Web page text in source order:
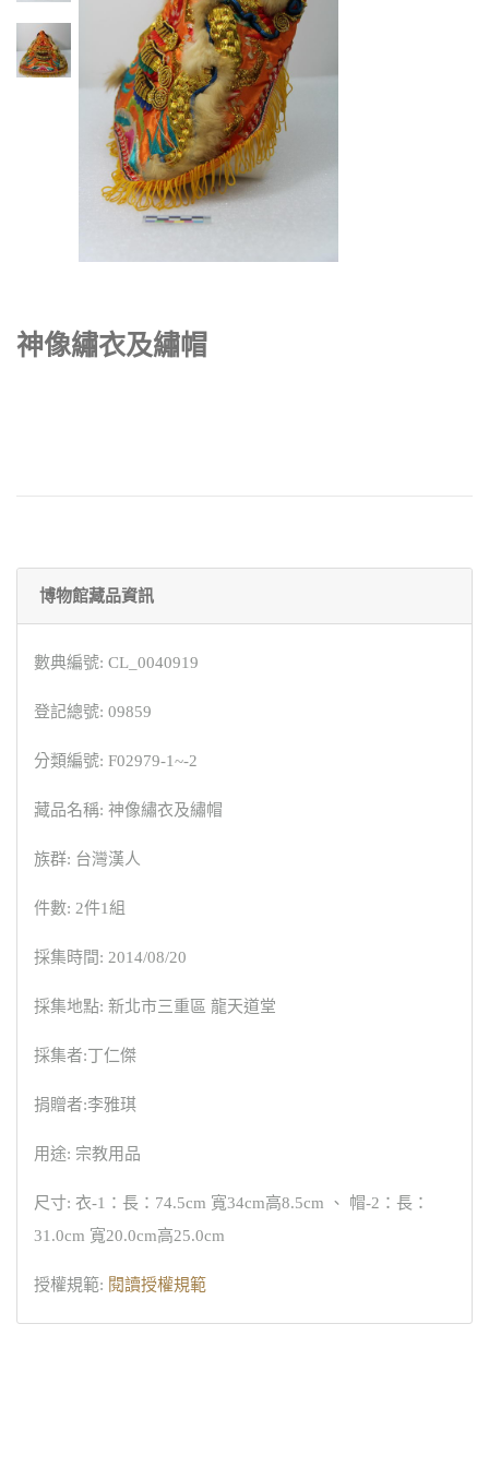
神像繡衣及繡帽
博物館藏品資訊
數典編號: CL_0040919
登記總號: 09859
分類編號: F02979-1~-2
藏品名稱: 神像繡衣及繡帽
族群: 台灣漢人
件數: 2件1組
採集時間: 2014/08/20
採集地點: 新北市三重區 龍天道堂
採集者:丁仁傑
捐贈者:李雅琪
用途: 宗教用品
尺寸: 衣-1：長：74.5cm 寬34cm高8.5cm 、 帽-2：長：
31.0cm 寬20.0cm高25.0cm
授權規範: 閱讀授權規範